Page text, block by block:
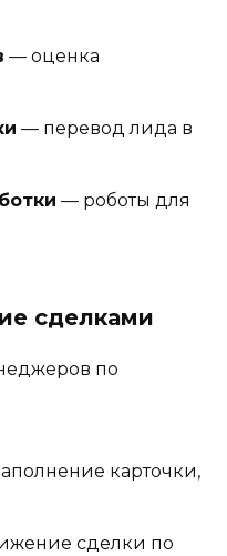
— оценка
— перевод лида в
— роботы для
сделками
по
карточки,
сделки по